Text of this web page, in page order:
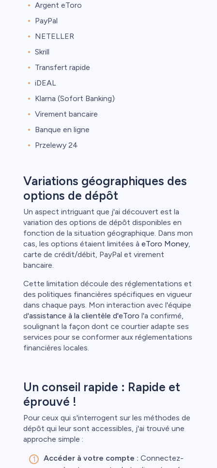
Argent eToro
PayPal
NETELLER
Skrill
Transfert rapide
iDEAL
Klarna (Sofort Banking)
Virement bancaire
Banque en ligne
Przelewy 24
Variations géographiques des
options de dépôt
Un aspect intriguant que j'ai découvert est la
variation des options de dépôt disponibles en
fonction de la situation géographique. Dans mon
cas, les options étaient limitées à eToro Money,
carte de crédit/débit, PayPal et virement
bancaire.
Cette limitation découle des réglementations et
des politiques financières spécifiques en vigueur
dans chaque pays. Mon interaction avec l'équipe
d'assistance à la clientèle d'eToro l'a confirmé,
soulignant la façon dont ce courtier adapte ses
services pour se conformer aux réglementations
financières locales.
Un conseil rapide : Rapide et
éprouvé !
Pour ceux qui s'interrogent sur les méthodes de
dépôt qui leur sont accessibles, j'ai trouvé une
approche simple :
Accéder à votre compte : Connectez-